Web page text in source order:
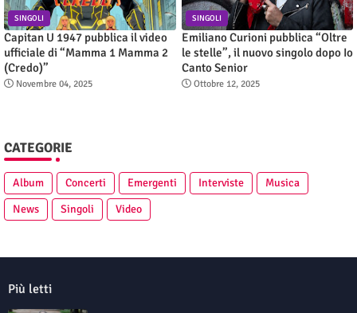
SINGOLI
Capitan U 1947 pubblica il video
ufficiale di “Mamma 1 Mamma 2
(Credo)”
Novembre 04, 2025
SINGOLI
Emiliano Curioni pubblica “Oltre
le stelle”, il nuovo singolo dopo Io
Canto Senior
Ottobre 12, 2025
CATEGORIE
Album Concerti Emergenti Interviste
Musica
News
Singoli Video
Più letti